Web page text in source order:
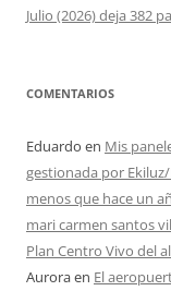
Julio (2026) deja 382
COMENTARIOS
Eduardo en Mis
gestionada por
menos que hace un
mari carmen santos
Plan Centro Vivo del
Auroraen El